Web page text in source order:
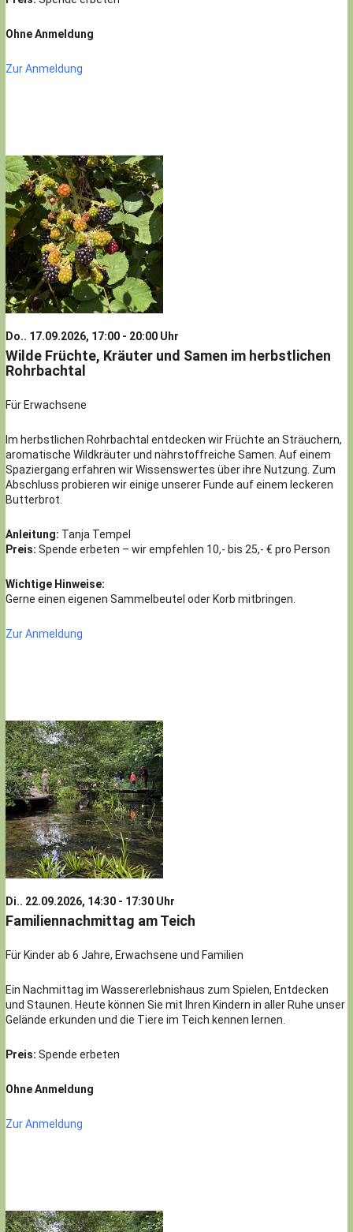
Ohne Anmeldung
Zur Anmeldung
Do.. 17.09.2026, 17:00 - 20:00 Uhr
Wilde Früchte, Kräuter und Samen im herbstlichen
Rohrbachtal
Für Erwachsene
Im herbstlichen Rohrbachtal entdecken wir Früchte an Sträuchern,
aromatische Wildkräuter und nährstoffreiche Samen. Auf einem
Spaziergang erfahren wir Wissenswertes über ihre Nutzung. Zum
Abschluss probieren wir einige unserer Funde auf einem leckeren
Butterbrot.
Anleitung: Tanja Tempel
Preis: Spende erbeten – wir empfehlen 10,- bis 25,- € pro Person
Wichtige Hinweise:
Gerne einen eigenen Sammelbeutel oder Korb mitbringen.
Zur Anmeldung
Di.. 22.09.2026, 14:30 - 17:30 Uhr
Familiennachmittag am Teich
Für Kinder ab 6 Jahre, Erwachsene und Familien
Ein Nachmittag im Wassererlebnishaus zum Spielen, Entdecken
und Staunen. Heute können Sie mit Ihren Kindern in aller Ruhe unser
Gelände erkunden und die Tiere im Teich kennen lernen.
Preis: Spende erbeten
Ohne Anmeldung
Zur Anmeldung